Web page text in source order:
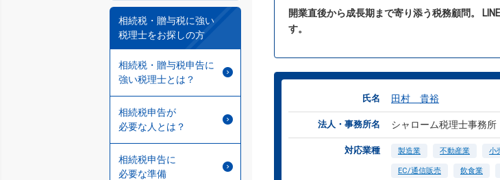
相続税・贈与税に強い
税理士をお探しの方
相続税・贈与税申告に
強い税理士とは？
相続税申告が
必要な人とは？
相続税申告に
必要な準備
開業直後から成長期まで寄り添う税務顧問。
す。
氏名 田村 貴裕
法人・事務所名 シャローム税理士事務所
対応業種 製造業 不動産業 小
EC/通信販売 飲食業